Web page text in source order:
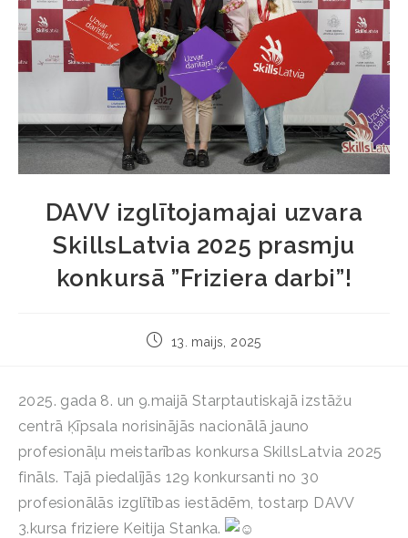
DAVV izglītojamajai uzvara
SkillsLatvia 2025 prasmju
konkursā ”Friziera darbi”!
13. maijs, 2025
2025. gada 8. un 9.maijā Starptautiskajā izstāžu
centrā Ķīpsala norisinājās nacionālā jauno
profesionāļu meistarības konkursa SkillsLatvia 2025
fināls. Tajā piedalījās 129 konkursanti no 30
profesionālās izglītības iestādēm, tostarp DAVV
3.kursa friziere Keitija Stanka.